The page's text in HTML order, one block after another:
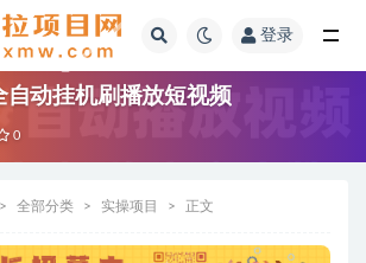
登录
自动挂机刷播放短视频
0
全部分类 实操项目 正文